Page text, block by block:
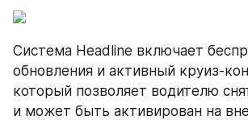
Система Headline включает
обновления и активный круиз-
который позволяет водителю
и может быть активирован на